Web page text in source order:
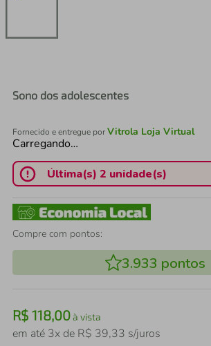
Sono dos adolescentes
Fornecido e entregue porVitrola Loja Virtual
Carregando…
Última(s) 2 unidade(s)
Compre com pontos:
3.933 pontos
R$ 118,00à vista
em até 3x de R$ 39,33 s/juros